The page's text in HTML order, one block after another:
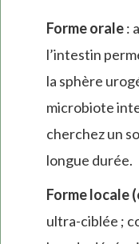
Forme orale:
l’intestin
la sphère
microbiote
cherchez un
longue durée.
Forme locale
ultra-ciblée ;